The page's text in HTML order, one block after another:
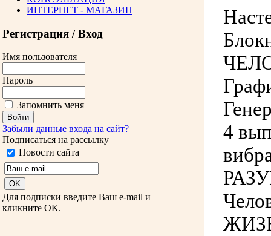
ИНТЕРНЕТ - МАГАЗИН
Регистрация / Вход
Имя пользователя
Пароль
Запомнить меня
Забыли данные входа на сайт?
Подписаться на рассылку
Новости сайта
Для подписки введите Ваш e-mail и
кликните OK.
4